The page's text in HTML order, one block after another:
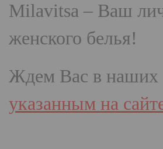
Milavitsa – Ваш
женского белья!
Ждем Вас в наших
указанным на